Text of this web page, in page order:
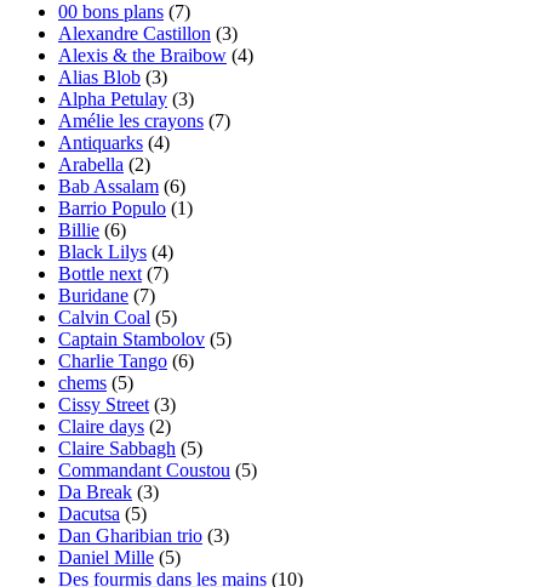
00 bons plans (7)
Alexandre Castillon (3)
Alexis & the Braibow (4)
Alias Blob (3)
Alpha Petulay (3)
Amélie les crayons (7)
Antiquarks (4)
Arabella (2)
Bab Assalam (6)
Barrio Populo (1)
Billie (6)
Black Lilys (4)
Bottle next(7)
Buridane (7)
Calvin Coal (5)
Captain Stambolov (5)
Charlie Tango (6)
chems (5)
Cissy Street(3)
Claire days (2)
Claire Sabbagh (5)
Commandant Coustou (5)
Da Break (3)
Dacutsa (5)
Dan Gharibian trio (3)
Daniel Mille (5)
Des fourmis dans les mains (10)